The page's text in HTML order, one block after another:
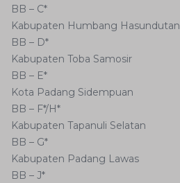
BB – C*
Kabupaten Humbang Hasundutan
BB – D*
Kabupaten Toba Samosir
BB – E*
Kota Padang Sidempuan
BB – F*/H*
Kabupaten Tapanuli Selatan
BB – G*
Kabupaten Padang Lawas
BB – J*